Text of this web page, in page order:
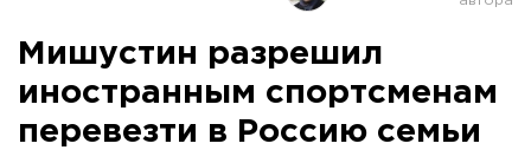
Оренбург
Мишустин разрешил
иностранным спортсменам
перевезти в Россию семьи